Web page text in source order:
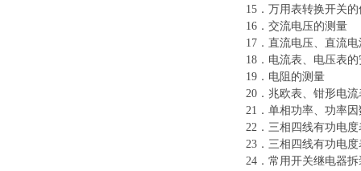
15．万用表转换开关
16．交流电压的测量
17．直流电压、直流
18．电流表、电压表
19．电阻的测量
20．兆欧表、钳形电
21．单相功率、功率
22．三相四线有功电
23．三相四线有功电
24．常用开关继电器拆